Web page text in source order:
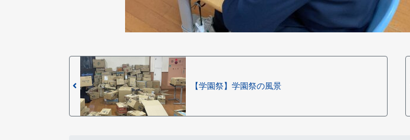
【学園祭】学園祭の風景